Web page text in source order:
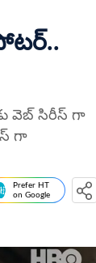
వెబ్ సిరీస్ గా
గా
Prefer HT
on Google